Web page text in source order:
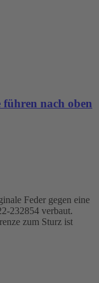
führen nach oben
Feder gegen eine
232854 verbaut.
zum Sturz ist